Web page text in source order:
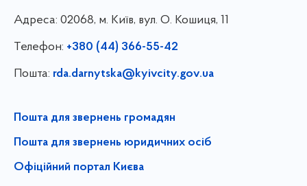
Адреса: 02068, м. Київ, вул. О. Кошиця, 11
Телефон: +380 (44) 366-55-42
Пошта: rda.darnytska@kyivcity.gov.ua
Пошта для звернень громадян
Пошта для звернень юридичних осіб
Офіційний портал Києва